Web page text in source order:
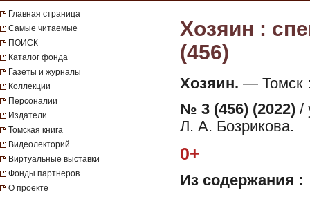
Главная страница
Самые читаемые
ПОИСК
Каталог фонда
Газеты и журналы
Коллекции
Персоналии
Издатели
Томская книга
Видеолекторий
Виртуальные выставки
Фонды партнеров
О проекте
Хозяин :
(456)
Хозяин. — Томск
№ 3 (456) (2022) /
Л. А. Бозрикова.
0+
Из содержания :